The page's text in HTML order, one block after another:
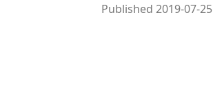
Published 2019-07-25